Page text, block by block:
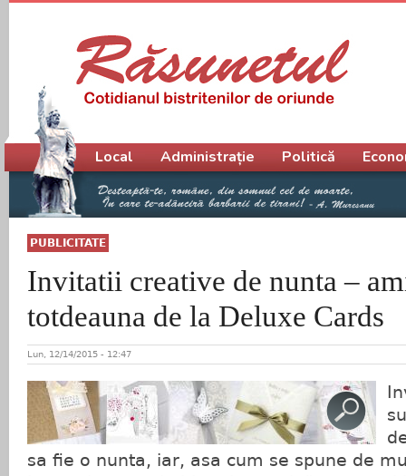
PUBLICITATE
Invitatii creative de nunta –
totdeauna de la Deluxe Cards
Lun, 12/14/2015 - 12:47
sa fie o nunta, iar, asa cum se spune de
Meniu principal
Local Administrație Politică